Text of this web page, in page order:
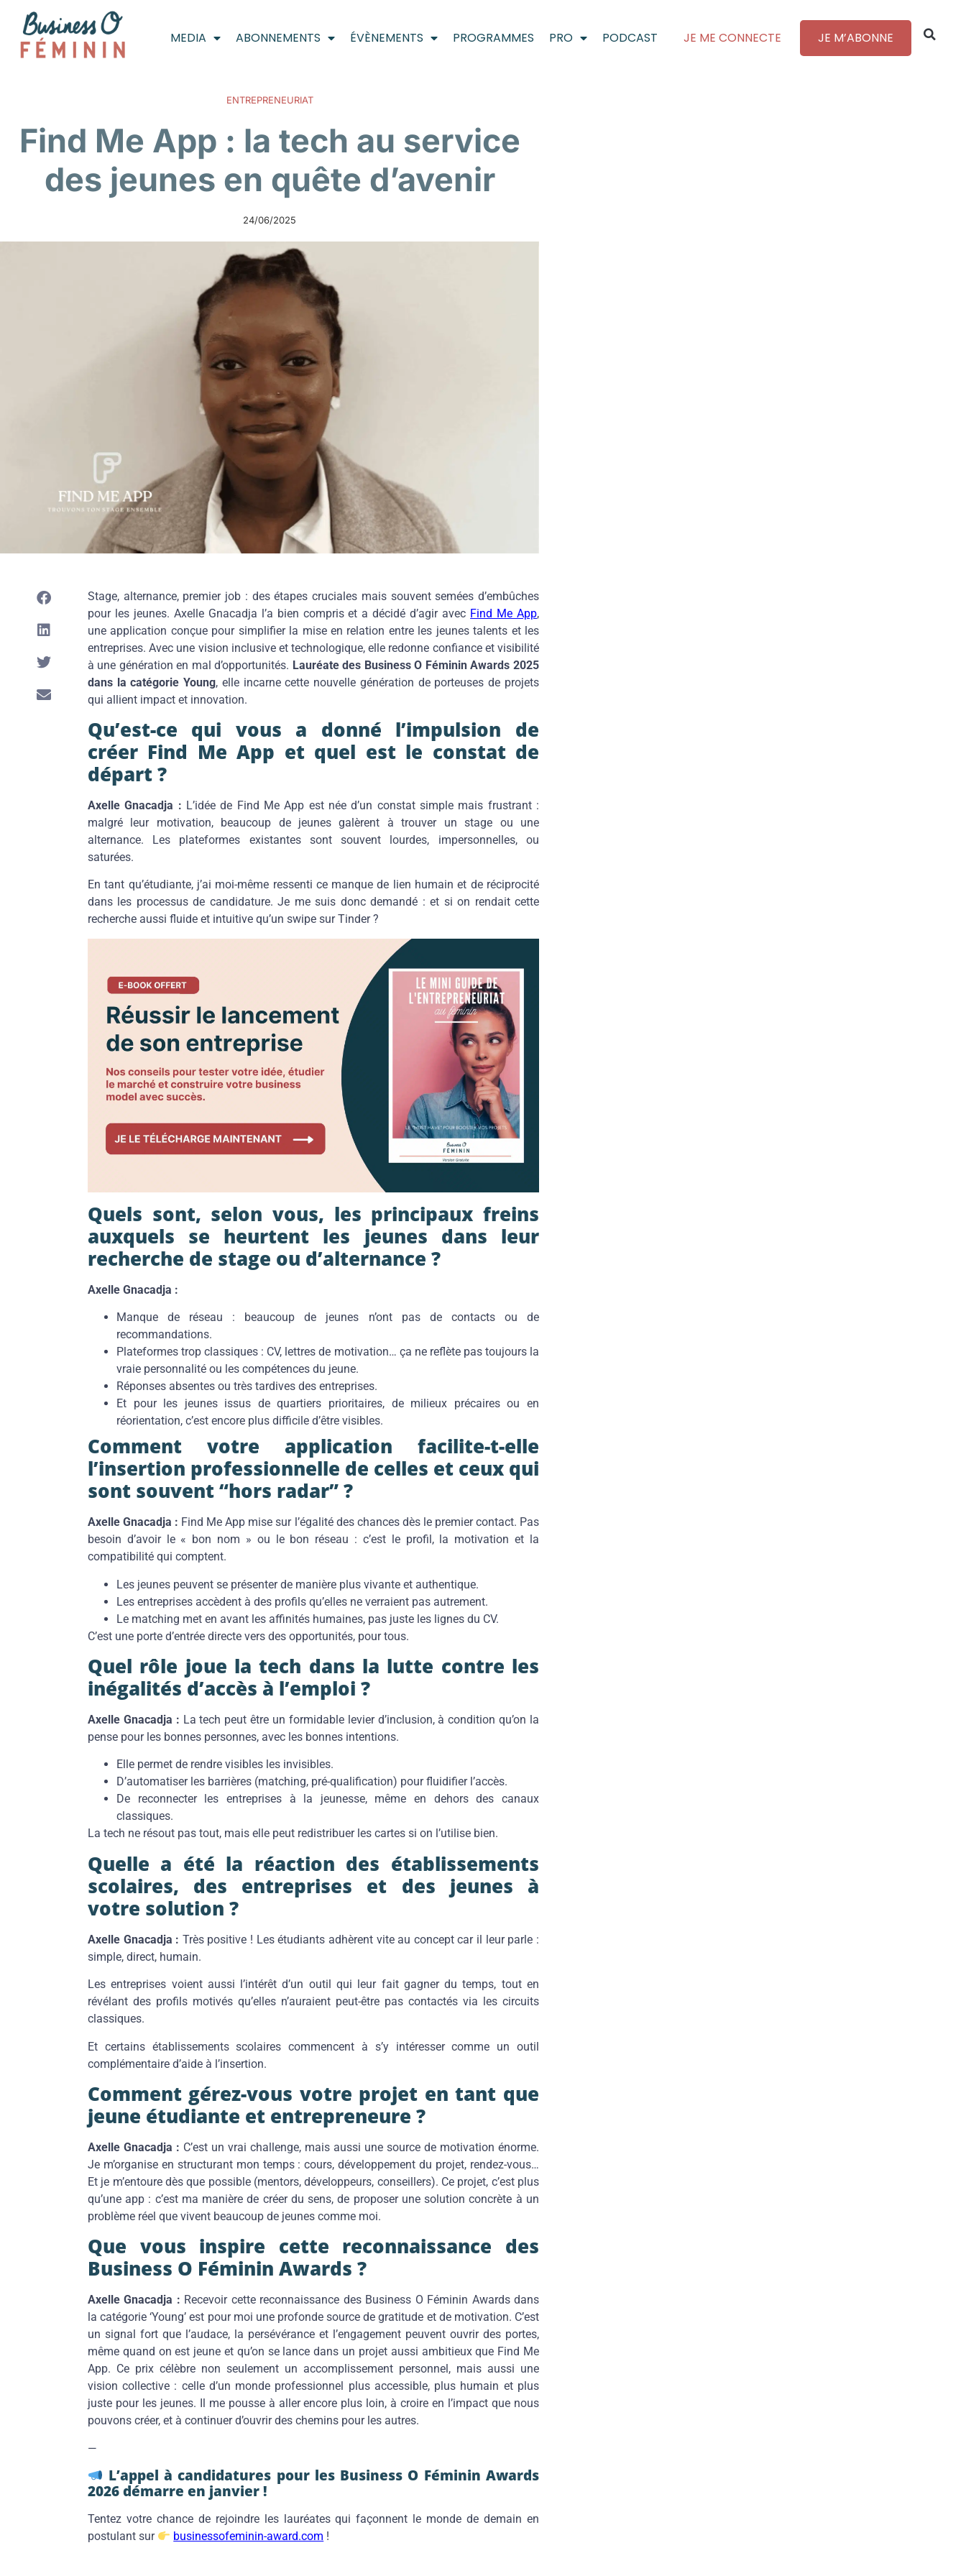
MEDIA ABONNEMENTS ÉVÈNEMENTS PROGRAMMES PRO PODCAST JE ME CONNECTE JE M’ABONNE
ENTREPRENEURIAT
Find Me App : la tech au service
des jeunes en quête d’avenir
24/06/2025
Stage, alternance, premier job : des étapes cruciales mais souvent semées d’embûches
pour les jeunes. Axelle Gnacadja l’a bien compris et a décidé d’agir avec Find Me App,
une application conçue pour simplifier la mise en relation entre les jeunes talents et les
entreprises. Avec une vision inclusive et technologique, elle redonne confiance et visibilité
à une génération en mal d’opportunités. Lauréate des Business O Féminin Awards 2025
dans la catégorie Young, elle incarne cette nouvelle génération de porteuses de projets
qui allient impact et innovation.
Qu’est-ce qui vous a donné l’impulsion de
créer Find Me App et quel est le constat de
départ ?
Axelle Gnacadja : L’idée de Find Me App est née d’un constat simple mais frustrant :
malgré leur motivation, beaucoup de jeunes galèrent à trouver un stage ou une
alternance. Les plateformes existantes sont souvent lourdes, impersonnelles, ou
saturées.
En tant qu’étudiante, j’ai moi-même ressenti ce manque de lien humain et de réciprocité
dans les processus de candidature. Je me suis donc demandé : et si on rendait cette
recherche aussi fluide et intuitive qu’un swipe sur Tinder ?
Quels sont, selon vous, les principaux freins
auxquels se heurtent les jeunes dans leur
recherche de stage ou d’alternance ?
Axelle Gnacadja :
Manque de réseau : beaucoup de jeunes n’ont pas de contacts ou de
recommandations.
Plateformes trop classiques : CV, lettres de motivation… ça ne reflète pas toujours la
vraie personnalité ou les compétences du jeune.
Réponses absentes ou très tardives des entreprises.
Et pour les jeunes issus de quartiers prioritaires, de milieux précaires ou en
réorientation, c’est encore plus difficile d’être visibles.
Comment votre application facilite-t-elle
l’insertion professionnelle de celles et ceux qui
sont souvent “hors radar” ?
Axelle Gnacadja : Find Me App mise sur l’égalité des chances dès le premier contact. Pas
besoin d’avoir le « bon nom » ou le bon réseau : c’est le profil, la motivation et la
compatibilité qui comptent.
Les jeunes peuvent se présenter de manière plus vivante et authentique.
Les entreprises accèdent à des profils qu’elles ne verraient pas autrement.
Le matching met en avant les affinités humaines, pas juste les lignes du CV.
C’est une porte d’entrée directe vers des opportunités, pour tous.
Quel rôle joue la tech dans la lutte contre les
inégalités d’accès à l’emploi ?
Axelle Gnacadja : La tech peut être un formidable levier d’inclusion, à condition qu’on la
pense pour les bonnes personnes, avec les bonnes intentions.
Elle permet de rendre visibles les invisibles.
D’automatiser les barrières (matching, pré-qualification) pour fluidifier l’accès.
De reconnecter les entreprises à la jeunesse, même en dehors des canaux
classiques.
La tech ne résout pas tout, mais elle peut redistribuer les cartes si on l’utilise bien.
Quelle a été la réaction des établissements
scolaires, des entreprises et des jeunes à
votre solution ?
Axelle Gnacadja : Très positive ! Les étudiants adhèrent vite au concept car il leur parle :
simple, direct, humain.
Les entreprises voient aussi l’intérêt d’un outil qui leur fait gagner du temps, tout en
révélant des profils motivés qu’elles n’auraient peut-être pas contactés via les circuits
classiques.
Et certains établissements scolaires commencent à s’y intéresser comme un outil
complémentaire d’aide à l’insertion.
Comment gérez-vous votre projet en tant que
jeune étudiante et entrepreneure ?
Axelle Gnacadja : C’est un vrai challenge, mais aussi une source de motivation énorme.
Je m’organise en structurant mon temps : cours, développement du projet, rendez-vous…
Et je m’entoure dès que possible (mentors, développeurs, conseillers). Ce projet, c’est plus
qu’une app : c’est ma manière de créer du sens, de proposer une solution concrète à un
problème réel que vivent beaucoup de jeunes comme moi.
Que vous inspire cette reconnaissance des
Business O Féminin Awards ?
Axelle Gnacadja : Recevoir cette reconnaissance des Business O Féminin Awards dans
la catégorie ‘Young’ est pour moi une profonde source de gratitude et de motivation. C’est
un signal fort que l’audace, la persévérance et l’engagement peuvent ouvrir des portes,
même quand on est jeune et qu’on se lance dans un projet aussi ambitieux que Find Me
App. Ce prix célèbre non seulement un accomplissement personnel, mais aussi une
vision collective : celle d’un monde professionnel plus accessible, plus humain et plus
juste pour les jeunes. Il me pousse à aller encore plus loin, à croire en l’impact que nous
pouvons créer, et à continuer d’ouvrir des chemins pour les autres.
—
L’appel à candidatures pour les Business O Féminin Awards
2026 démarre en janvier !
Tentez votre chance de rejoindre les lauréates qui façonnent le monde de demain en
postulant sur
businessofeminin-award.com !